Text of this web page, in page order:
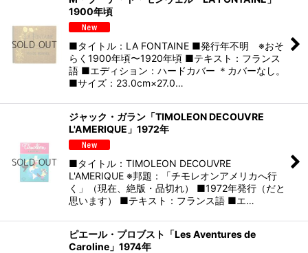
1900年頃
■タイトル：LA FONTAINE ■発行年不明 ※おそ
らく1900年頃〜1920年頃 ■テキスト：フランス
語 ■エディション：ハードカバー ＊カバーなし。
■サイズ：23.0cm×27.0…
ジャック・ガラン「TIMOLEON DECOUVRE
L'AMERIQUE」1972年
■タイトル：TIMOLEON DECOUVRE
L'AMERIQUE ※邦題：「チモレオンアメリカへ行
く」（現在、絶版・品切れ） ■1972年発行（だと
思います） ■テキスト：フランス語 ■エ…
ピエール・プロブスト「Les Aventures de
Caroline」1974年